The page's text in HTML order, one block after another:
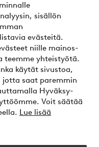
sisällön
evästeitä.
niille mainos-
teemme yhteistyötä.
käytät sivustoa,
jotta saat paremmin
Hyväksy-
Voit säätää
Lue lisää
nyt tai erissä
?